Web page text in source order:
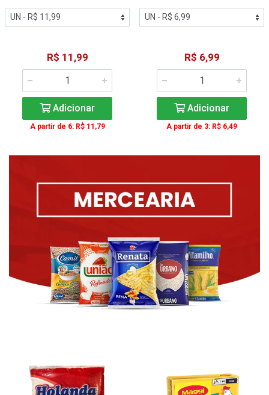
R$ 11,99
Adicionar
A partir de 6: R$ 11,79
R$ 6,99
Adicionar
A partir de 3: R$ 6,49